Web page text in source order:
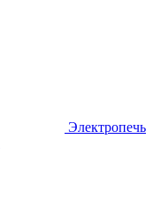
Электропечь